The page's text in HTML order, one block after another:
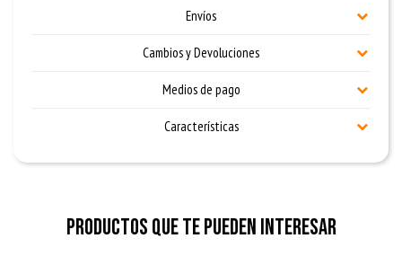
Envíos
Cambios y Devoluciones
Medios de pago
Características
Productos que te pueden interesar